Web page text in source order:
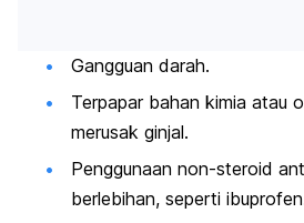
Gangguan darah.
Terpapar bahan kimia atau
merusak ginjal.
Penggunaan non-steroid
berlebihan, seperti